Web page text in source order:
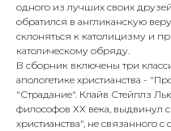
одного из лучших своих
обратился в англиканскую
склоняться к католицизму и
католическому обряду.
В сборник включены три
апологетике христианства -
"Страдание". Клайв Стейплз
философов ХХ века, выдвинул
христианства", не связанного